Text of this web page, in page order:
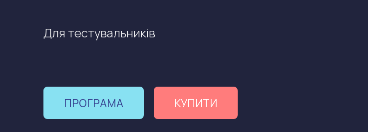
Для тестувальників
ПРОГРАМА КУПИТИ